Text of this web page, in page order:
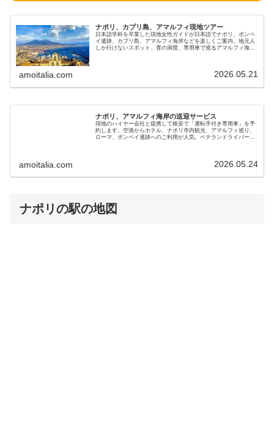
ナポリ、カプリ島、アマルフィ現地ツアー
日本語学科を卒業した現地女性ガイドが日本語でナポリ、ポンペ
イ遺跡、カプリ島、アマルフィ海岸などを楽しくご案内。地元人
しか行けないスポット、青の洞窟、専用車で巡るアマルフィ海岸
amoitalia.com 2026.05.21
ナポリ、アマルフィ海岸の送迎サービス
現地のハイヤー会社と提携して格安で「運転手付き専用車」を予
約します。空港からホテル、ナポリ市内観光、アマルフィ巡り、
ローマ、ポンペイ遺跡へのご利用が人気。ベテランドライバーで
amoitalia.com 2026.05.24
ナポリの駅の地図